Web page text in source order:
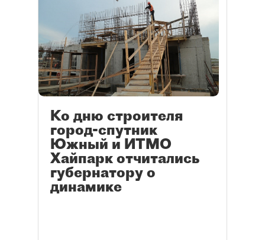
Ко дню строителя
город-спутник
Южный и ИТМО
Хайпарк отчитались
губернатору о
динамике